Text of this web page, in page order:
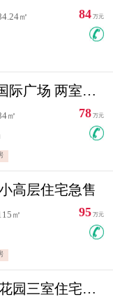
㎡
84 万元
福海路 富豪青年国际广场 两室住宅急售
㎡
78 万元
高层住宅急售
㎡
95 万元
福海路 澳城苑 送花园三室住宅急售